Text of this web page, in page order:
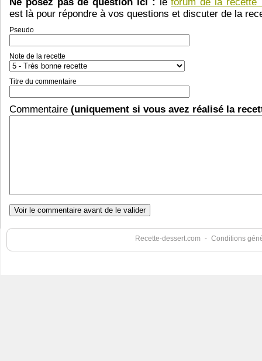
Ne posez pas de question ici :
leforum de la recette
est là pour répondre à vos questions et discuter de la
Pseudo
Note de la recette
Titre du commentaire
Commentaire (uniquement si vous avez réalisé la
Recette-dessert.com - Conditions